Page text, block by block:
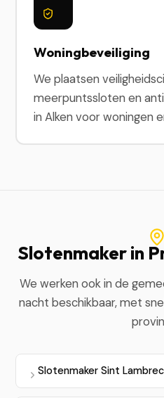
Woningbeveiliging
We plaatsen
meerpuntssloten en
in Alken voor woningen
Slotenmaker in
We werken ook in de
nacht beschikbaar, met
Slotenmaker Sint